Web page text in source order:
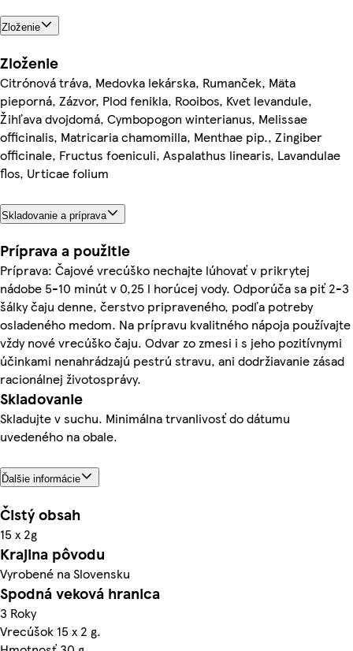
Zloženie
Zloženie
Citrónová tráva, Medovka lekárska, Rumanček, Mäta
pieporná, Zázvor, Plod fenikla, Rooibos, Kvet levandule,
Žihľava dvojdomá, Cymbopogon winterianus, Melissae
officinalis, Matricaria chamomilla, Menthae pip., Zingiber
officinale, Fructus foeniculi, Aspalathus linearis, Lavandulae
flos, Urticae folium
Skladovanie a príprava
Príprava a použitie
Príprava: Čajové vrecúško nechajte lúhovať v prikrytej
nádobe 5-10 minút v 0,25 l horúcej vody. Odporúča sa piť 2-3
šálky čaju denne, čerstvo pripraveného, podľa potreby
osladeného medom. Na prípravu kvalitného nápoja používajte
vždy nové vrecúško čaju. Odvar zo zmesi i s jeho pozitívnymi
účinkami nenahrádzajú pestrú stravu, ani dodržiavanie zásad
racionálnej životosprávy.
Skladovanie
Skladujte v suchu. Minimálna trvanlivosť do dátumu
uvedeného na obale.
Ďalšie informácie
Čistý obsah
15 x 2g
Krajina pôvodu
Vyrobené na Slovensku
Spodná veková hranica
3 Roky
Vrecúšok 15 x 2 g.